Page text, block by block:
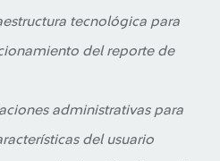
tecnológica para
del reporte de
administrativas para
del usuario